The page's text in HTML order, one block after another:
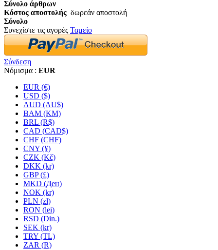
Σύνολο άρθρων
Κόστος αποστολής δωρεάν αποστολή
Σύνολο
Συνεχίστε τις αγορές Ταμείο
Σύνδεση
Νόμισμα : EUR
EUR (€)
USD ($)
AUD (AU$)
BAM (KM)
BRL (R$)
CAD (CAD$)
CHF (CHF)
CNY (¥)
CZK (Kč)
DKK (kr)
GBP (£)
MKD (Ден)
NOK (kr)
PLN (zł)
RON (lei)
RSD (Din.)
SEK (kr)
TRY (TL)
ZAR (R)